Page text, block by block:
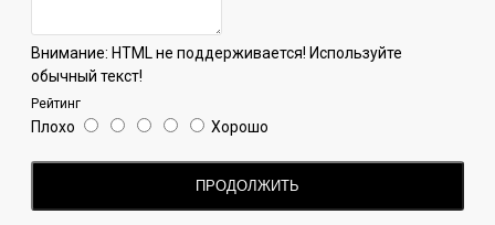
Внимание: HTML не поддерживается! Используйте
обычный текст!
Рейтинг
Плохо Хорошо
ПРОДОЛЖИТЬ